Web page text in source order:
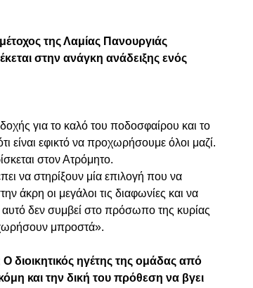
της Λαμίας Πανουργιάς
στην ανάγκη ανάδειξης ενός
για το καλό του ποδοσφαίρου και το
είναι εφικτό να προχωρήσουμε όλοι μαζί.
στον Ατρόμητο.
να στηρίξουν μία επιλογή που να
άκρη οι μεγάλοι τις διαφωνίες και να
δεν συμβεί στο πρόσωπο της κυρίας
μπροστά».
ηγέτης της ομάδας από
και την δική του πρόθεση να βγει